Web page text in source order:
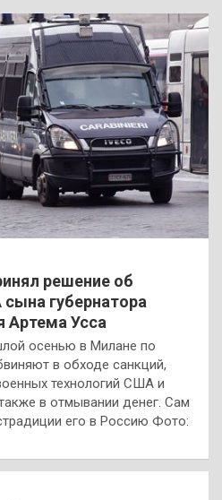
решение об
губернатора
Артема Усса
осенью в Милане по
в обходе санкций,
технологий США и
в отмывании денег. Сам
его в Россию Фото: